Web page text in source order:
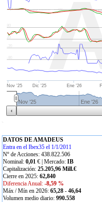
DATOS DE AMADEUS
Entra en el Ibex35 el 1/1/2011
Nº de Acciones: 438.822.506
Nominal: 0,01 € | Mercado: IB
Capitalización: 25.205,96 Mill.€
Cierre en 2025: 62,840
Diferencia Anual: -8,59 %
Máx / Mín en 2026: 65,28 - 46,64
Volumen medio diario: 990.558